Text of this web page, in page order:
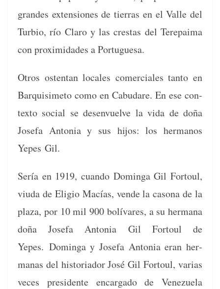
grandes exten­siones de tier­ras en el Valle del
Tur­bio, río Claro y las crestas del Tere­paima
con prox­im­i­dades a Portuguesa.
Otros osten­tan locales com­er­ciales tan­to en
Bar­quisime­to como en Cabu­dare. En ese con­
tex­to social se desen­vuelve la vida de doña
Jose­fa Anto­nia y sus hijos: los her­manos
Yepes Gil.
Sería en 1919, cuan­do Domin­ga Gil For­toul,
viu­da de Eli­gio Macías, vende la casona de la
plaza, por 10 mil 900 bolí­vares, a su her­mana
doña Jose­fa Anto­nia Gil For­toul de
Yepes. Domin­ga y Jose­fa Anto­nia eran her­
manas del his­to­ri­ador José Gil For­toul, varias
veces pres­i­dente encar­ga­do de Venezuela